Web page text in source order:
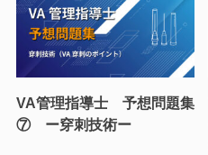
VA管理指導士 予想問題集
⑦ ー穿刺技術ー